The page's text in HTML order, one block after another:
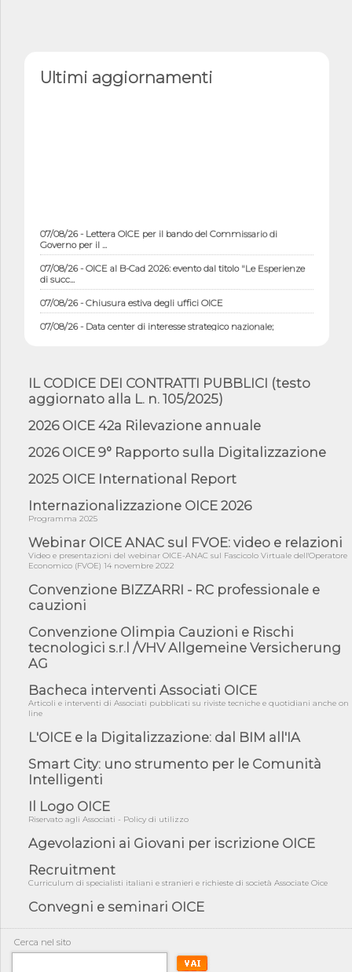
Ultimi aggiornamenti
07/08/26 - Lettera OICE per il bando del Commissario di
Governo per il ...
07/08/26 - OICE al B-Cad 2026: evento dal titolo "Le Esperienze
di succ...
07/08/26 - Chiusura estiva degli uffici OICE
07/08/26 - Data center di interesse strategico nazionale;
interventi pe...
07/08/26 - Ponte sullo Stretto di Messina: deliberata la
sussistenza di...
07/08/26 - Tunnel Brennero, dal Cipess via libera al quinto lotto
06/08/26 - Istat, produzione industriale in calo dell'1% a giugno,
su a...
con ...
riqualificazione sism...
06/08/26 - CdM: approvato il d.lgs. di adeguamento all’AI Act in
06/08/26 - DDL delegazione europea in Cdm per recepimento
norme UE in m...
05/08/26 - DL Infrastrutture e PNRR è legge: approvata oggi la
fiducia...
05/08/26 - Focus OICE sul DDL di riforma della responsabilità
05/08/26 - Anac: pubblicata la Relazione illustrativa al Bando tipo
2 s...
05/08/26 - SAVE THE DATE: Assemblea Pubblica Confindustria
05/08/26 - Successo OICE per il bando della Città metropolitana
di Reg...
05/08/26 - Lettera OICE per il bando della Giunta Regionale della
Campa...
04/08/26 - DL PA: previste cancellazioni da elenchi professionisti
per ...
04/08/26 - International Sustainable Buildings Competition -
COP31, An...
04/08/26 - CdS, project financing: progetto di fattibilità da
04/08/26 - Rapporto Anac corruzione 2020-2026: procedimenti
penali per ...
IL CODICE DEI CONTRATTI PUBBLICI (testo
aggiornato alla L. n. 105/2025)
2026 OICE 42a Rilevazione annuale
2026 OICE 9° Rapporto sulla Digitalizzazione
2025 OICE International Report
Internazionalizzazione OICE 2026
Programma 2025
Webinar OICE ANAC sul FVOE: video e relazioni
Video e presentazioni del webinar OICE-ANAC sul Fascicolo Virtuale dell'Operatore
Economico (FVOE) 14 novembre 2022
Convenzione BIZZARRI - RC professionale e
cauzioni
Convenzione Olimpia Cauzioni e Rischi
tecnologici s.r.l /VHV Allgemeine Versicherung
AG
Bacheca interventi Associati OICE
Articoli e interventi di Associati pubblicati su riviste tecniche e quotidiani anche on
line
L'OICE e la Digitalizzazione: dal BIM all'IA
Smart City: uno strumento per le Comunità
Intelligenti
Il Logo OICE
Riservato agli Associati - Policy di utilizzo
Agevolazioni ai Giovani per iscrizione OICE
Recruitment
Curriculum di specialisti italiani e stranieri e richieste di società Associate Oice
Convegni e seminari OICE
Cerca nel sito